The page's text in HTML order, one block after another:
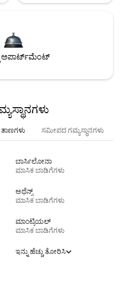
ಅಪಾರ್ಟ್‌ಮೆಂಟ್
ಸಮೀಪದ ಗಮ್ಯಸ್ಥಾನಗಳು
ಬಾರ್ಸಿಲೋನಾ
ಮಾಸಿಕ ಬಾಡಿಗೆಗಳು
ಅಥೆನ್ಸ್
ಮಾಸಿಕ ಬಾಡಿಗೆಗಳು
ಮಾಂಟ್ರಿಯಲ್
ಮಾಸಿಕ ಬಾಡಿಗೆಗಳು
ಇನ್ನು ಹೆಚ್ಚು ತೋರಿಸಿ